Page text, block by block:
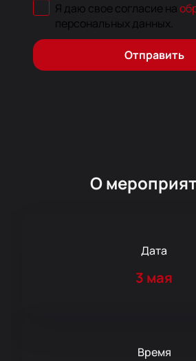
Я даю свое согласие на
персональных данных
Отправить
О
Дата
3 мая
Время